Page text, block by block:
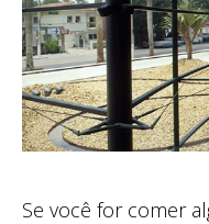
Se você for comer